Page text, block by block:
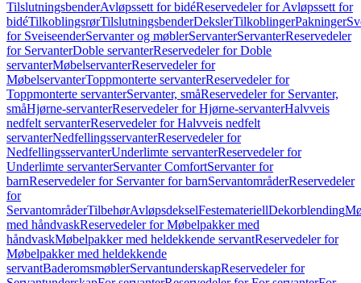
TilslutningsbenderAvløpssett for bidéReservedeler for Avløpssett for
bidéTilkoblingsrørTilslutningsbenderDekslerTilkoblingerPakninger
for SveiseenderServanter og møblerServanterServanterReservedeler
for ServanterDoble servanterReservedeler for Doble
servanterMøbelservanterReservedeler for
MøbelservanterToppmonterte servanterReservedeler for
Toppmonterte servanterServanter, småReservedeler for Servanter,
småHjørne-servanterReservedeler for Hjørne-servanterHalvveis
nedfelt servanterReservedeler for Halvveis nedfelt
servanterNedfellingsservanterReservedeler for
NedfellingsservanterUnderlimte servanterReservedeler for
Underlimte servanterServanter ComfortServanter for
barnReservedeler for Servanter for barnServantområderReservedeler
for
ServantområderTilbehørAvløpsdekselFestemateriellDekorblending
med håndvaskReservedeler for Møbelpakker med
håndvaskMøbelpakker med heldekkende servantReservedeler for
Møbelpakker med heldekkende
servantBaderomsmøblerServantunderskapReservedeler for